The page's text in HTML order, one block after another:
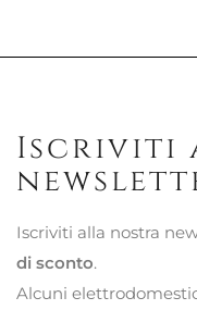
Iscriviti
Iscriviti alla nostra
di sconto.
Alcuni